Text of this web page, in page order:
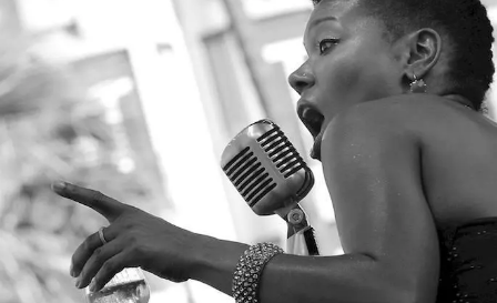
SERVICES
CRÉER SON CATALOGUE RAISONNÉ
ABONNEMENTS DÉDIÉS AUX GALERISTES
CRÉER SON SITE ARTISTE
CRÉER SON CATALOGUE D'EXPO
PUBLIER SES EXPOSITIONS
DEVENIR CONTRIBUTEUR